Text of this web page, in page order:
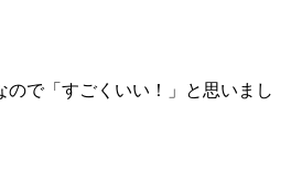
で「すごくいい！」と思いまし